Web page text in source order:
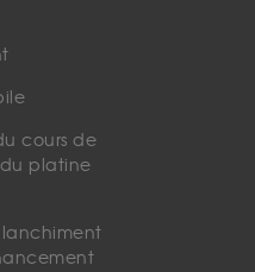
cours de
platine